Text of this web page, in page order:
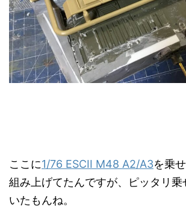
ここに1/76 ESCII M48 A2/A3を乗
組み上げてたんですが、ピッタリ乗
いたもんね。